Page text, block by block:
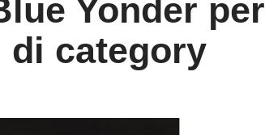
Yonder per
di category